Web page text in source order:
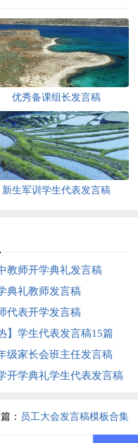
优秀备课组长发言稿
新生军训学生代表发言稿
教师开学典礼发言稿
典礼教师发言稿
代表开学发言稿
】学生代表发言稿15篇
级家长会班主任发言稿
开学典礼学生代表发言稿
： 员工大会发言稿模板合集